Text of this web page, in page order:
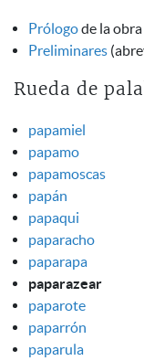
Prólogode la obra
Preliminares
Rueda de
papamiel
papamo
papamoscas
papán
papaqui
paparacho
paparapa
paparazear
paparote
paparrón
paparula